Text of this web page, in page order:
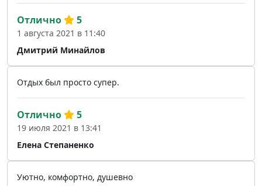
Дмитрий Минайлов
Отлично 5
1 августа 2021 в 11:40
Отдых был просто супер.
Елена Степаненко
Отлично 5
19 июля 2021 в 13:41
Уютно, комфортно, душевно